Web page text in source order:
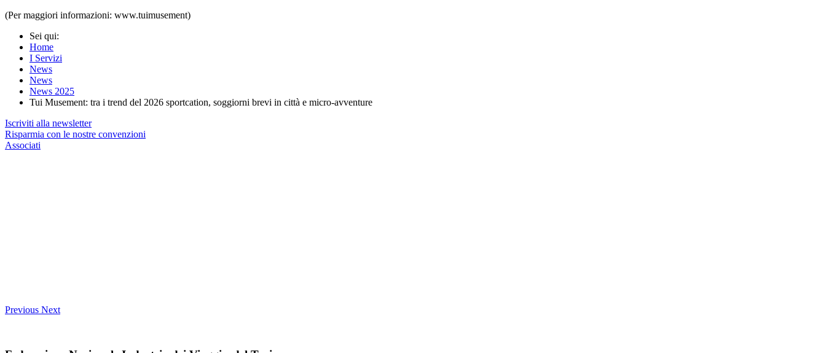
(Per maggiori informazioni: www.tuimusement)
Sei qui:
Home
I Servizi
News
News
News 2025
Tui Musement: tra i trend del 2026 sportcation, soggiorni brevi in città e micro-avventure
Iscriviti alla newsletter
Risparmia con le nostre convenzioni
Associati
Previous Next